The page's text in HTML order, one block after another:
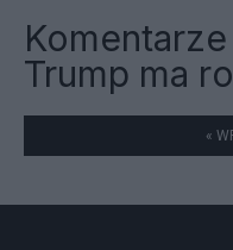
Trump ma
«